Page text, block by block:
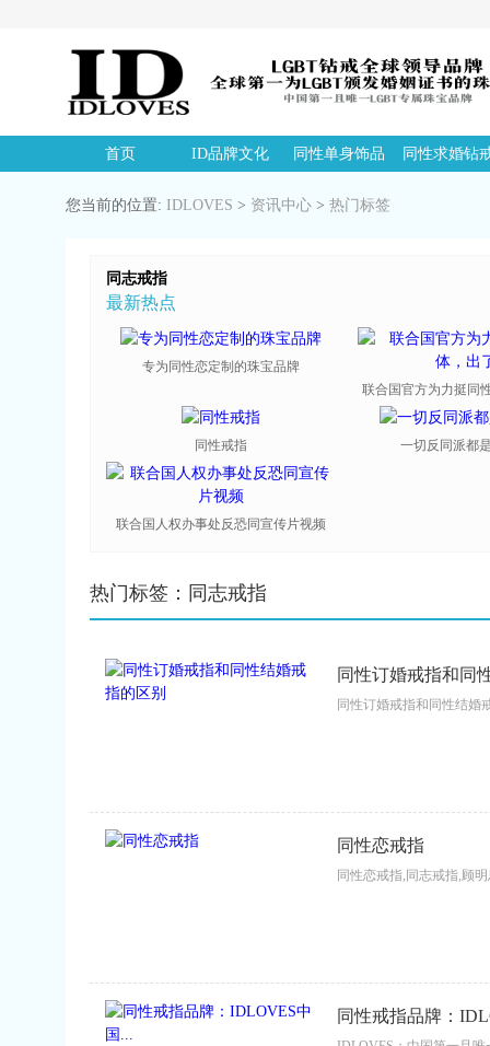
首页 ID品牌文化 同性单身饰品 同性求婚钻
您当前的位置: IDLOVES > 资讯中心 > 热门标签
同志戒指
最新热点
专为同性恋定制的珠宝品牌
联合国官方为力挺同
同性戒指 一切反同派都
联合国人权办事处反恐同宣传片视频
热门标签：同志戒指
同性订婚戒指和同
同性订婚戒指和同性结婚
同性恋戒指
同性恋戒指,同志戒指,顾
同性戒指品牌：